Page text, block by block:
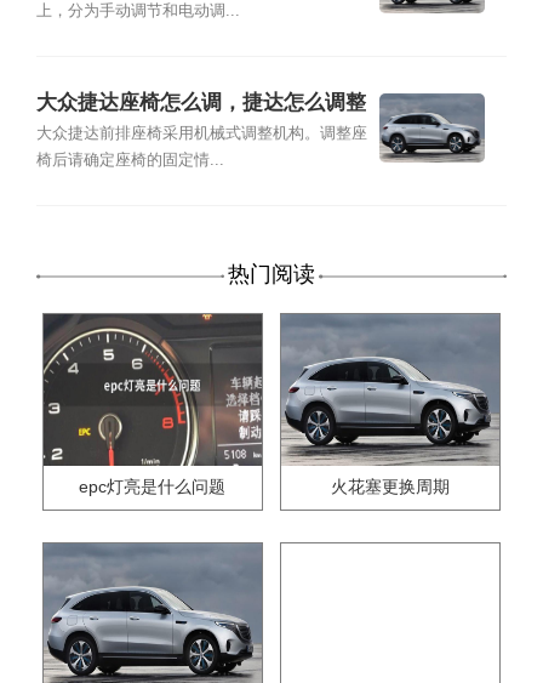
上，分为手动调节和电动调...
大众捷达座椅怎么调，捷达怎么调整
座椅图解
大众捷达前排座椅采用机械式调整机构。调整座
椅后请确定座椅的固定情...
热门阅读
epc灯亮是什么问题 火花塞更换周期